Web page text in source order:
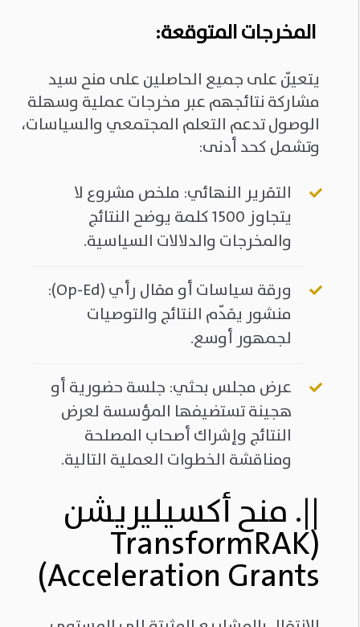
المخرجات المتوقعة:
يتعيّن على جميع الحاصلين على منح سيد
مشاركة نتائجهم عبر مخرجات عملية وسهلة
الوصول تدعم التعلم المجتمعي والسياسات،
وتشمل كحد أدنى:
التقرير النهائي: ملخص مشروع لا
يتجاوز 1500 كلمة يوضح النتائج
والمخرجات والدلالات السياسية.
ورقة سياسات أو مقال رأي (Op-Ed):
منشور يقدّم النتائج والتوصيات
لجمهور أوسع.
عرض مجلس بحثي: جلسة حضورية أو
هجينة تستضيفها المؤسسة لعرض
النتائج وإشراك أصحاب المصلحة
ومناقشة الخطوات العملية التالية.
||. منح أكسيليريشن
(TransformRAK
Acceleration Grants)